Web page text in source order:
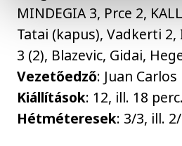
MINDEGIA 3, Prce 2,
Tatai (kapus), Vadkerti 2,
3 (2), Blazevic, Gidai,
Vezetőedző: Juan Carlos
Kiállítások: 12, ill. 18 perc.
Hétméteresek: 3/3, ill.